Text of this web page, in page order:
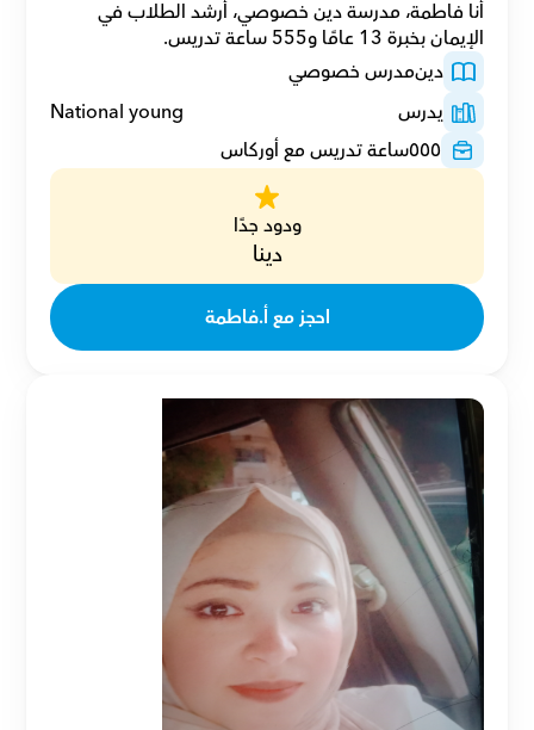
الإيمان بخبرة 13 عامًا و555 ساعة تدريس.
دينمدرس خصوصي
يدرس
National young
٥٥٥ساعة تدريس مع أوركاس
ودود جدًا
دينا
احجز مع أ.فاطمة